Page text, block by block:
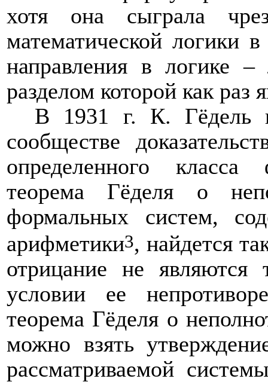
хотя она сыграла
математической логики
направления в логике –
разделом которой как раз
В 1931 г. К. Гёдель
сообществе
определенного
теорема Гёделя о
формальных систем,
арифметики3, найдется
отрицание не
условии ее
теорема Гёделя о
можно взять
рассматриваемой